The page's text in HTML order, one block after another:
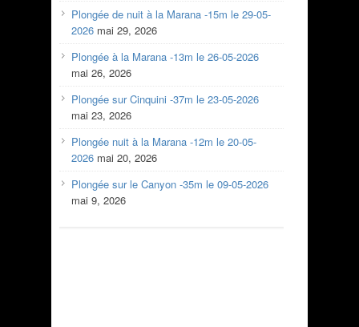
Plongée de nuit à la Marana -15m le 29-05-
2026 mai 29, 2026
Plongée à la Marana -13m le 26-05-2026
mai 26, 2026
Plongée sur Cinquini -37m le 23-05-2026
mai 23, 2026
Plongée nuit à la Marana -12m le 20-05-
2026 mai 20, 2026
Plongée sur le Canyon -35m le 09-05-2026
mai 9, 2026